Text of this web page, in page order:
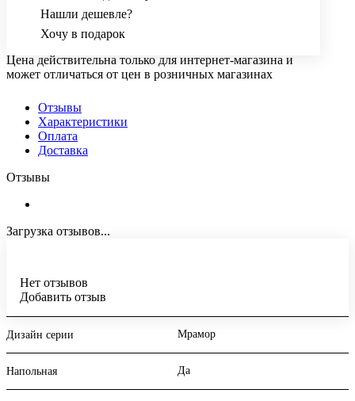
Нашли дешевле?
Хочу в подарок
Цена действительна только для интернет-магазина и
может отличаться от цен в розничных магазинах
Отзывы
Характеристики
Оплата
Доставка
Отзывы
Загрузка отзывов...
Нет отзывов
Добавить отзыв
Дизайн серии Мрамор
Напольная Да